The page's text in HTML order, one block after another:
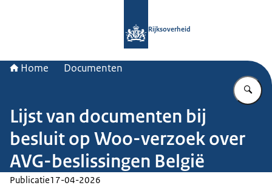
Rijksoverheid
Home Documenten
Lijst van documenten bij
besluit op Woo-verzoek over
AVG-beslissingen België
Publicatie17-04-2026